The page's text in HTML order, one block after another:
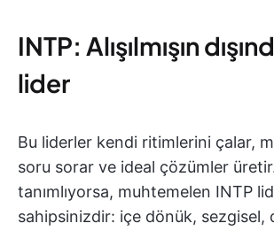
INTP: Alışılmışın
lider
Bu liderler kendi ritimlerini çalar,
soru sorar ve ideal çözümler
tanımlıyorsa, muhtemelen INTP
sahipsinizdir: içe dönük, sezgisel,